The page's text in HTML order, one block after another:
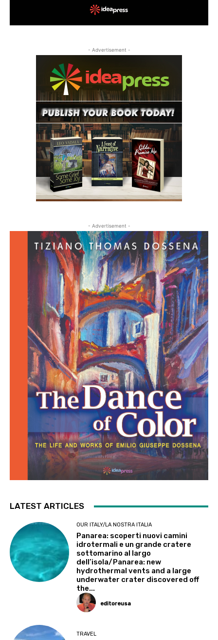
- Advertisement -
- Advertisement -
LATEST ARTICLES
OUR ITALY/LA NOSTRA ITALIA
Panarea: scoperti nuovi camini
idrotermali e un grande cratere
sottomarino al largo
dell’isola/Panarea: new
hydrothermal vents and a large
underwater crater discovered off
the...
editoreusa
TRAVEL